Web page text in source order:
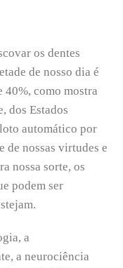
os dentes
de nosso dia é
40%, como mostra
dos Estados
automático por
de nossas virtudes e
nossa sorte, os
podem ser
a
a neurociência